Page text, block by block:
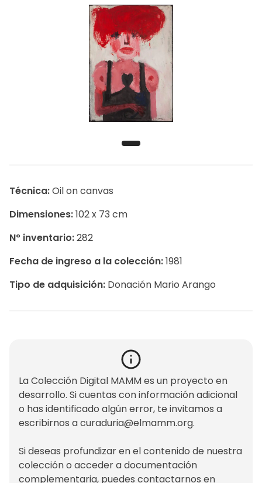
Técnica:Oil on canvas
Dimensiones:102 x 73 cm
N° inventario:282
Fecha de ingreso a la colección:1981
Tipo de adquisición: Donación Mario Arango
La Colección Digital MAMM es un proyecto en
desarrollo. Si cuentas con información adicional
o has identificado algún error, te invitamos a
escribirnos acuraduria@elmamm.org.
Si deseas profundizar en el contenido de nuestra
colección o acceder a documentación
complementaria, puedes contactarnos en